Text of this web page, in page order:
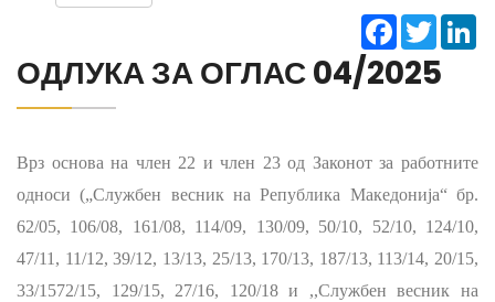
Facebook
Twitter
ОДЛУКА ЗА ОГЛАС 04/2025
Врз основа на член 22 и член 23 од Законот за работните
односи(„Службен весник на Република Македонија“ бр.
62/05, 106/08, 161/08, 114/09, 130/09, 50/10, 52/10, 124/10,
47/11, 11/12, 39/12, 13/13, 25/13, 170/13, 187/13, 113/14, 20/15,
33/1572/15, 129/15, 27/16, 120/18 и ,,Службен весник на